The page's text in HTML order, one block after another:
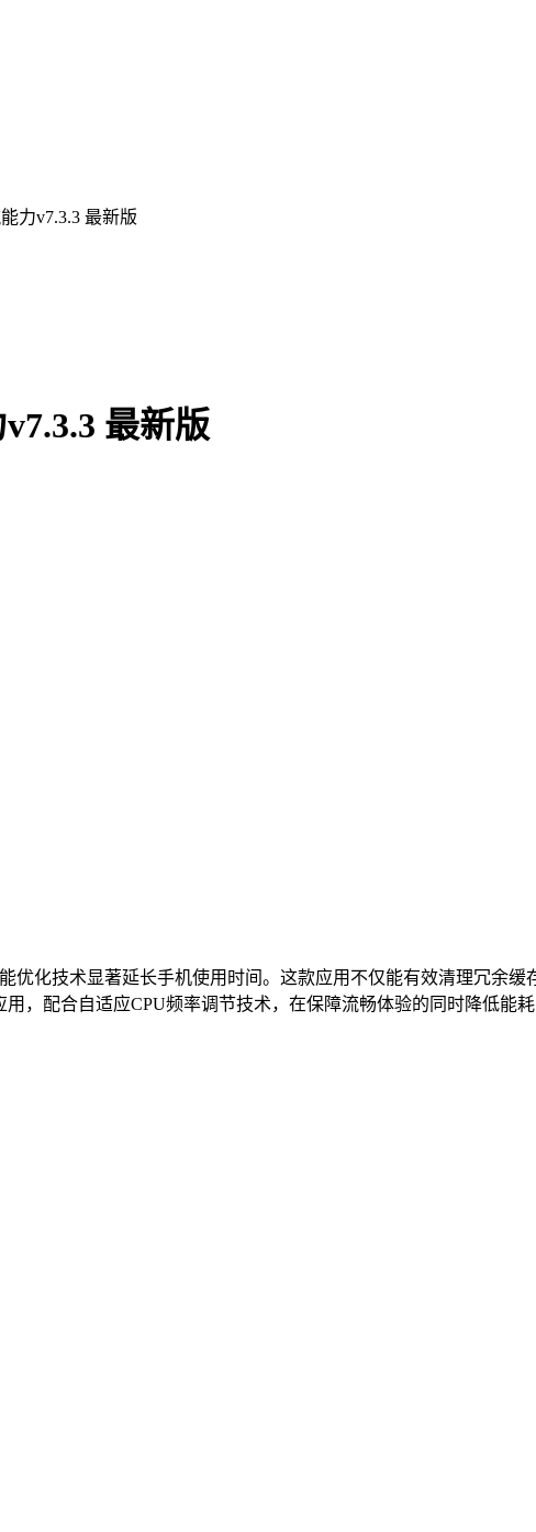
力v7.3.3 最新版
最新版
优化技术显著延长手机使用时间。这款应用不仅能有效清理冗余
，配合自适应CPU频率调节技术，在保障流畅体验的同时降低能耗